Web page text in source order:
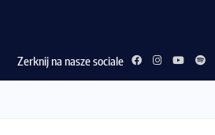
Zerknij na nasze sociale